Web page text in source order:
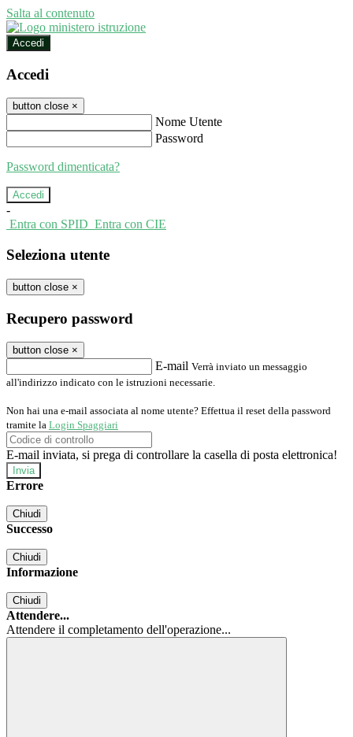
Salta al contenuto
Accedi
Accedi
button close ×
Nome Utente
Password
Password dimenticata?
-
Entra con SPID Entra con CIE
Seleziona utente
button close ×
Recupero password
button close ×
E-mail Verrà inviato un messaggio
all'indirizzo indicato con le istruzioni necessarie.
Non hai una e-mail associata al nome utente? Effettua il reset della password
tramite la Login Spaggiari
E-mail inviata, si prega di controllare la casella di posta elettronica!
Errore
Chiudi
Successo
Chiudi
Informazione
Chiudi
Attendere...
Attendere il completamento dell'operazione...